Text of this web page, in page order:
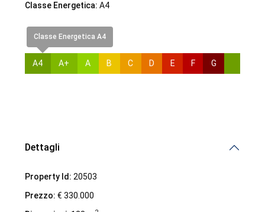
Classe Energetica: A4
Classe Energetica A4
A4 A+ A B C D E F G
Dettagli
Property Id: 20503
Prezzo: € 330.000
0243115458
iHome